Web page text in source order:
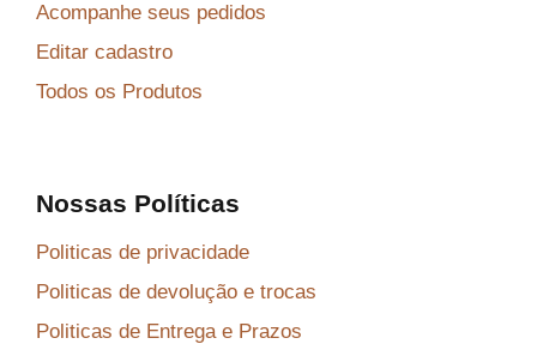
Acompanhe seus pedidos
Editar cadastro
Todos os Produtos
Nossas Políticas
Politicas de privacidade
Politicas de devolução e trocas
Politicas de Entrega e Prazos